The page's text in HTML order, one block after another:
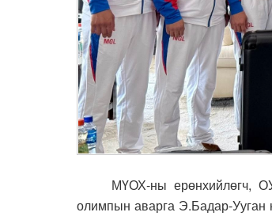
МҮОХ-ны ерөнхийлөгч,
олимпын аварга Э.Бадар-